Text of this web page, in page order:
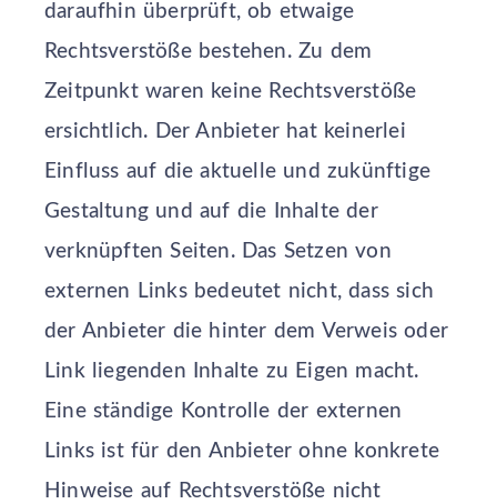
daraufhin überprüft, ob etwaige
Rechtsverstöße bestehen. Zu dem
Zeitpunkt waren keine Rechtsverstöße
ersichtlich. Der Anbieter hat keinerlei
Einfluss auf die aktuelle und zukünftige
Gestaltung und auf die Inhalte der
verknüpften Seiten. Das Setzen von
externen Links bedeutet nicht, dass sich
der Anbieter die hinter dem Verweis oder
Link liegenden Inhalte zu Eigen macht.
Eine ständige Kontrolle der externen
Links ist für den Anbieter ohne konkrete
Hinweise auf Rechtsverstöße nicht